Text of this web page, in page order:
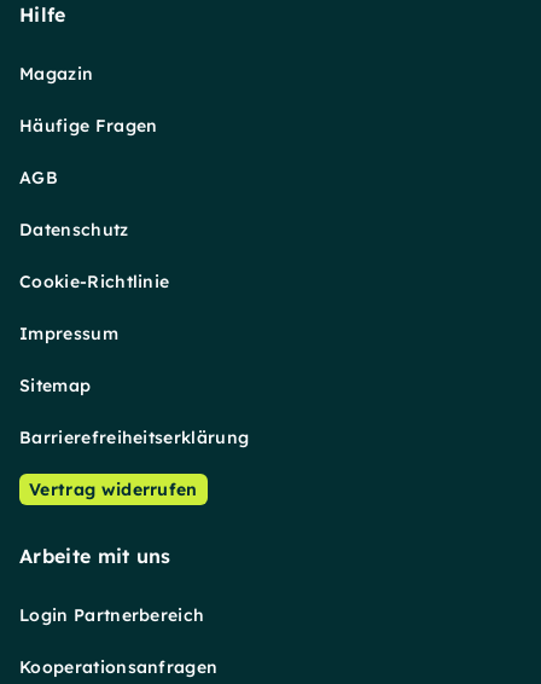
Hilfe
Magazin
Häufige Fragen
AGB
Datenschutz
Cookie-Richtlinie
Impressum
Sitemap
Barrierefreiheitserklärung
Vertrag widerrufen
Arbeite mit uns
Login Partnerbereich
Kooperationsanfragen